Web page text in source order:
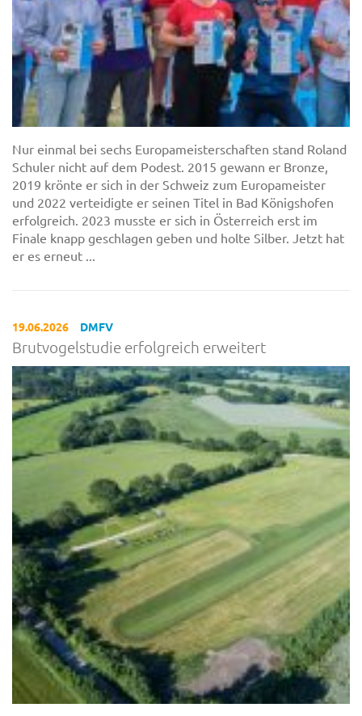
Nur einmal bei sechs Europameisterschaften stand Roland
Schuler nicht auf dem Podest. 2015 gewann er Bronze,
2019 krönte er sich in der Schweiz zum Europameister
und 2022 verteidigte er seinen Titel in Bad Königshofen
erfolgreich. 2023 musste er sich in Österreich erst im
Finale knapp geschlagen geben und holte Silber. Jetzt hat
er es erneut ...
19.06.2026 DMFV
Brutvogelstudie erfolgreich erweitert